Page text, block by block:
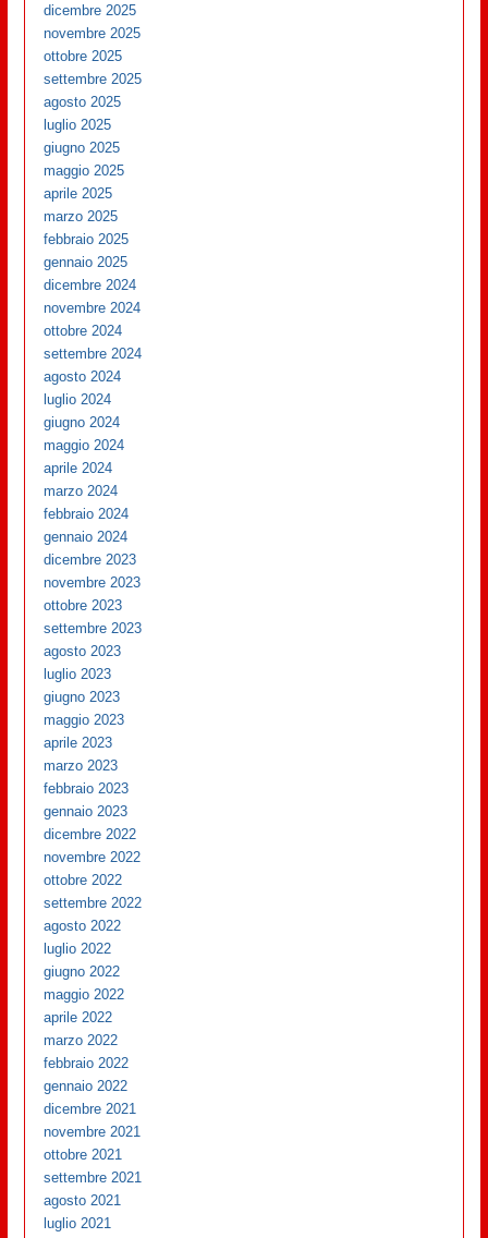
dicembre 2025
novembre 2025
ottobre 2025
settembre 2025
agosto 2025
luglio 2025
giugno 2025
maggio 2025
aprile 2025
marzo 2025
febbraio 2025
gennaio 2025
dicembre 2024
novembre 2024
ottobre 2024
settembre 2024
agosto 2024
luglio 2024
giugno 2024
maggio 2024
aprile 2024
marzo 2024
febbraio 2024
gennaio 2024
dicembre 2023
novembre 2023
ottobre 2023
settembre 2023
agosto 2023
luglio 2023
giugno 2023
maggio 2023
aprile 2023
marzo 2023
febbraio 2023
gennaio 2023
dicembre 2022
novembre 2022
ottobre 2022
settembre 2022
agosto 2022
luglio 2022
giugno 2022
maggio 2022
aprile 2022
marzo 2022
febbraio 2022
gennaio 2022
dicembre 2021
novembre 2021
ottobre 2021
settembre 2021
agosto 2021
luglio 2021